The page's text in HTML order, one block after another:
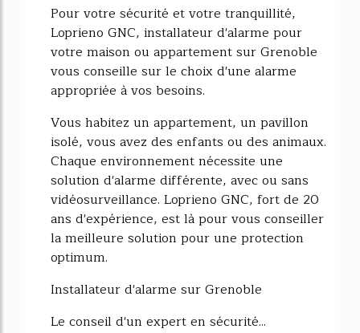
Pour votre sécurité et votre tranquillité,
Loprieno GNC, installateur d'alarme pour
votre maison ou appartement sur Grenoble
vous conseille sur le choix d'une alarme
appropriée à vos besoins.
Vous habitez un appartement, un pavillon
isolé, vous avez des enfants ou des animaux.
Chaque environnement nécessite une
solution d'alarme différente, avec ou sans
vidéosurveillance. Loprieno GNC, fort de 20
ans d'expérience, est là pour vous conseiller
la meilleure solution pour une protection
optimum.
Installateur d'alarme sur Grenoble
Le conseil d'un expert en sécurité...